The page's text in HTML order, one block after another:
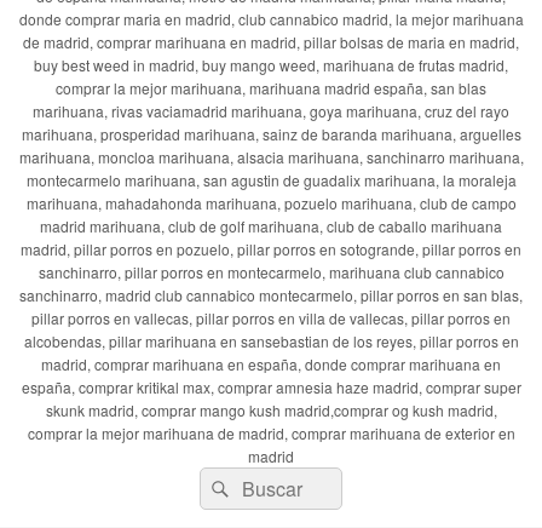
donde comprar maria en madrid, club cannabico madrid, la mejor marihuana
de madrid, comprar marihuana en madrid, pillar bolsas de maria en madrid,
buy best weed in madrid, buy mango weed, marihuana de frutas madrid,
comprar la mejor marihuana, marihuana madrid españa, san blas
marihuana, rivas vaciamadrid marihuana, goya marihuana, cruz del rayo
marihuana, prosperidad marihuana, sainz de baranda marihuana, arguelles
marihuana, moncloa marihuana, alsacia marihuana, sanchinarro marihuana,
montecarmelo marihuana, san agustin de guadalix marihuana, la moraleja
marihuana, mahadahonda marihuana, pozuelo marihuana, club de campo
madrid marihuana, club de golf marihuana, club de caballo marihuana
madrid, pillar porros en pozuelo, pillar porros en sotogrande, pillar porros en
sanchinarro, pillar porros en montecarmelo, marihuana club cannabico
sanchinarro, madrid club cannabico montecarmelo, pillar porros en san blas,
pillar porros en vallecas, pillar porros en villa de vallecas, pillar porros en
alcobendas, pillar marihuana en sansebastian de los reyes, pillar porros en
madrid, comprar marihuana en españa, donde comprar marihuana en
españa, comprar kritikal max, comprar amnesia haze madrid, comprar super
skunk madrid, comprar mango kush madrid,comprar og kush madrid,
comprar la mejor marihuana de madrid, comprar marihuana de exterior en
madrid
Buscar
por:
Buscar